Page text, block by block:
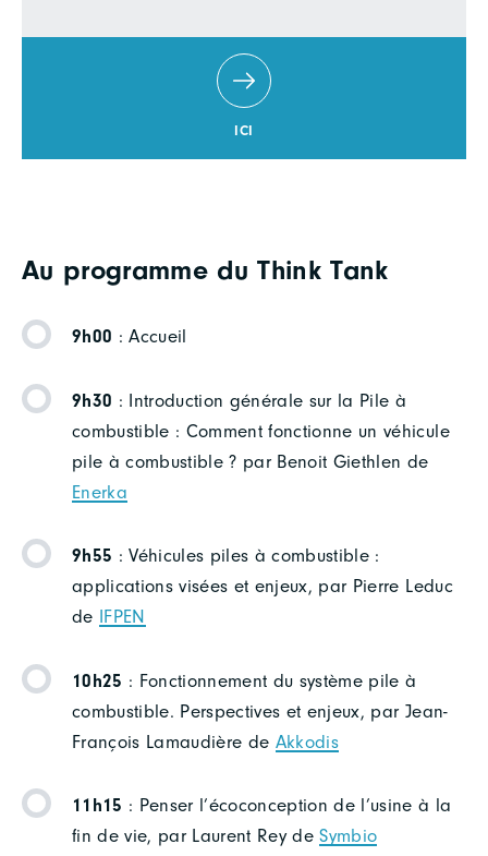
ICI
Au programme du Think Tank
9h00 : Accueil
9h30 : Introduction générale sur la Pile à
combustible : Comment fonctionne un véhicule
pile à combustible ? par Benoit Giethlen de
Enerka
9h55 : Véhicules piles à combustible :
applications visées et enjeux, par Pierre Leduc
de
IFPEN
10h25 : Fonctionnement du système pile à
combustible. Perspectives et enjeux, par Jean-
François Lamaudière de Akkodis
11h15 : Penser l’écoconception de l’usine à la
fin de vie, par Laurent Rey deSymbio